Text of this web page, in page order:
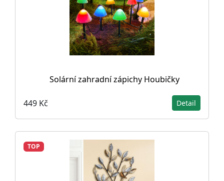
Solární zahradní zápichy Houbičky
449 Kč Detail
TOP